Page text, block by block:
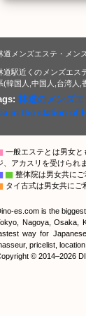
道メンズエステ・メン
道駅近くのメンズエス
(韓国人,中国人,台湾人,
林道のメンズエ
in the station of
一般エステとは男女と
、アカスリを受けられま
▇ 整体院は男女共に
タイ古式は男女共にご
es.com is the
Nagoya, Osaka,
way for
pricelist,
© 2014–2026